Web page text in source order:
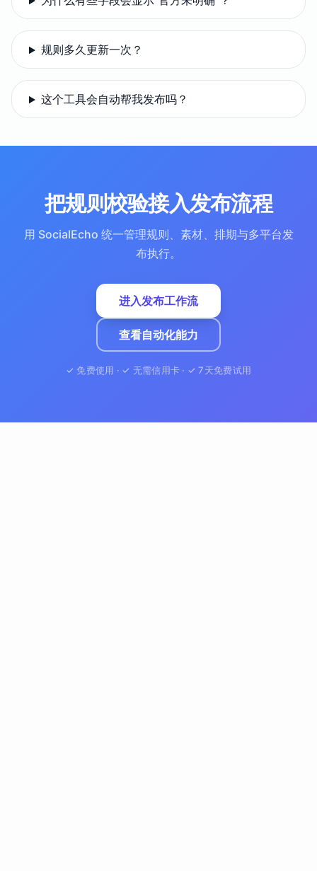
规则多久更新一次？
这个工具会自动帮我发布吗？
把规则校验接入发布流程
用 SocialEcho 统一管理规则、素材、排期与多平台发
布执行。
进入发布工作流
查看自动化能力
✓ 免费使用 · ✓ 无需信用卡 · ✓ 7天免费试用